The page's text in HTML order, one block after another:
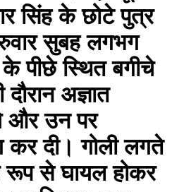
सिंह के छोटे पुत्र
सुबह लगभग
पीछे स्थित बगीचे
अज्ञात
और उन पर
कर दी। गोली लगते
रूप से घायल होकर